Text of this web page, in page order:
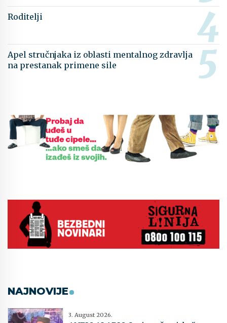
Roditelji
Apel stručnjaka iz oblasti mentalnog zdravlja
na prestanak primene sile
NAJNOVIJE
3. August 2026.